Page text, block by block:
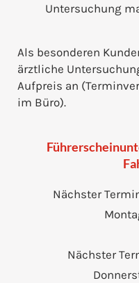
Untersuchung
Als besonderen
ärztliche
Aufpreis an
im Büro).
Nächster
Nächster